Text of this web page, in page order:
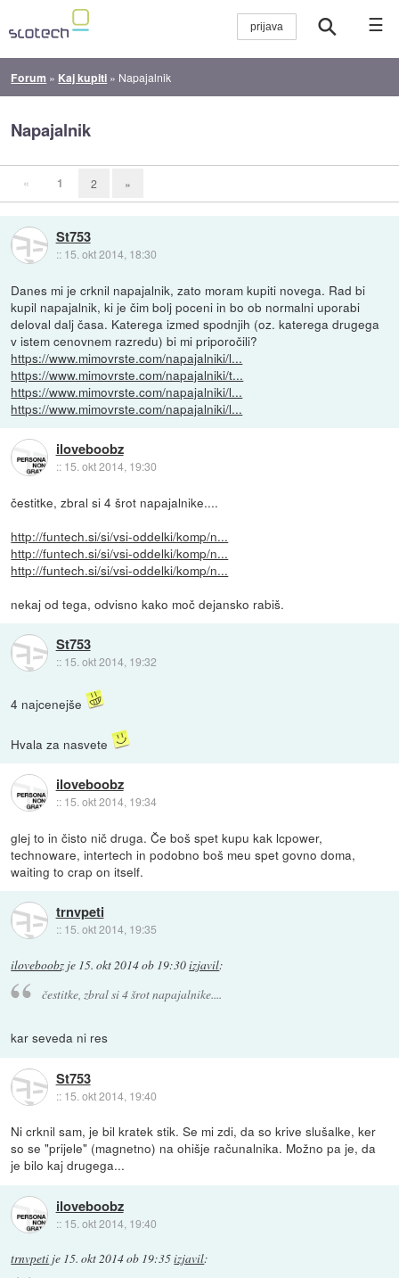
☰
Forum » Kaj kupiti » Napajalnik
Napajalnik
« 1 2 »
St753
:: 15. okt 2014, 18:30
Danes mi je crknil napajalnik, zato moram kupiti novega. Rad bi
kupil napajalnik, ki je čim bolj poceni in bo ob normalni uporabi
deloval dalj časa. Katerega izmed spodnjih (oz. katerega drugega
v istem cenovnem razredu) bi mi priporočili?
https://www.mimovrste.com/napajalniki/l...
https://www.mimovrste.com/napajalniki/t...
https://www.mimovrste.com/napajalniki/l...
https://www.mimovrste.com/napajalniki/l...
iloveboobz
:: 15. okt 2014, 19:30
čestitke, zbral si 4 šrot napajalnike....
http://funtech.si/si/vsi-oddelki/komp/n...
http://funtech.si/si/vsi-oddelki/komp/n...
http://funtech.si/si/vsi-oddelki/komp/n...
nekaj od tega, odvisno kako moč dejansko rabiš.
St753
:: 15. okt 2014, 19:32
4 najcenejše
Hvala za nasvete
iloveboobz
:: 15. okt 2014, 19:34
glej to in čisto nič druga. Če boš spet kupu kak lcpower,
technoware, intertech in podobno boš meu spet govno doma,
waiting to crap on itself.
trnvpeti
:: 15. okt 2014, 19:35
iloveboobz je 15. okt 2014 ob 19:30izjavil:
čestitke, zbral si 4 šrot napajalnike....
kar seveda ni res
St753
:: 15. okt 2014, 19:40
Ni crknil sam, je bil kratek stik. Se mi zdi, da so krive slušalke, ker
so se "prijele" (magnetno) na ohišje računalnika. Možno pa je, da
je bilo kaj drugega...
iloveboobz
:: 15. okt 2014, 19:40
trnvpeti je 15. okt 2014 ob 19:35izjavil: